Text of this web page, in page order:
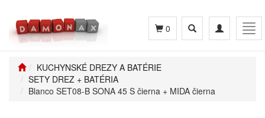
Toggle
navigation
Toggle
search
0
KUCHYNSKÉ DREZY A BATÉRIE
SETY DREZ + BATÉRIA
Blanco SET08-B SONA 45 S čierna + MIDA čierna